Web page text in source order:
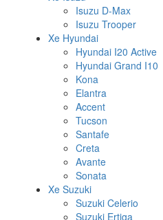
Isuzu D-Max
Isuzu Trooper
Xe Hyundai
Hyundai I20 Active
Hyundai Grand I10
Kona
Elantra
Accent
Tucson
Santafe
Creta
Avante
Sonata
Xe Suzuki
Suzuki Celerio
Suzuki Ertiga